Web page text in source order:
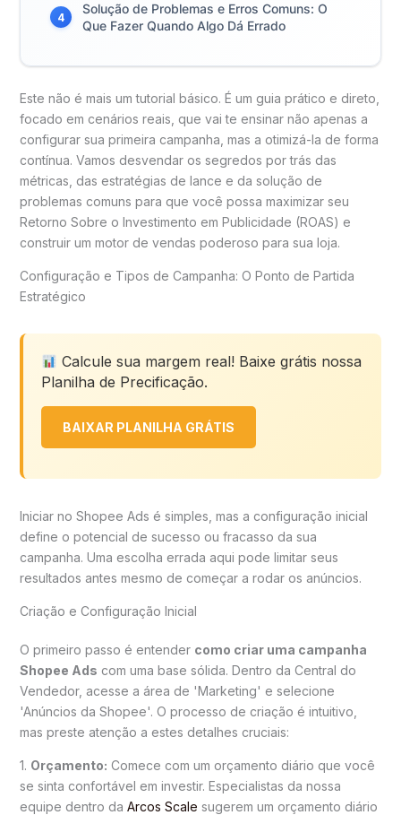
4
Solução de Problemas e Erros Comuns: O
Que Fazer Quando Algo Dá Errado
Este não é mais um tutorial básico. É um guia prático e direto,
focado em cenários reais, que vai te ensinar não apenas a
configurar sua primeira campanha, mas a otimizá-la de forma
contínua. Vamos desvendar os segredos por trás das
métricas, das estratégias de lance e da solução de
problemas comuns para que você possa maximizar seu
Retorno Sobre o Investimento em Publicidade (ROAS) e
construir um motor de vendas poderoso para sua loja.
Configuração e Tipos de Campanha: O Ponto de Partida
Estratégico
Calcule sua margem real! Baixe grátis nossa
Planilha de Precificação.
BAIXAR PLANILHA GRÁTIS
Iniciar no Shopee Ads é simples, mas a configuração inicial
define o potencial de sucesso ou fracasso da sua
campanha. Uma escolha errada aqui pode limitar seus
resultados antes mesmo de começar a rodar os anúncios.
Criação e Configuração Inicial
O primeiro passo é entender como criar uma campanha
Shopee Ads com uma base sólida. Dentro da Central do
Vendedor, acesse a área de 'Marketing' e selecione
'Anúncios da Shopee'. O processo de criação é intuitivo,
mas preste atenção a estes detalhes cruciais:
1. Orçamento: Comece com um orçamento diário que você
se sinta confortável em investir. Especialistas da nossa
equipe dentro da Arcos Scale sugerem um orçamento diário